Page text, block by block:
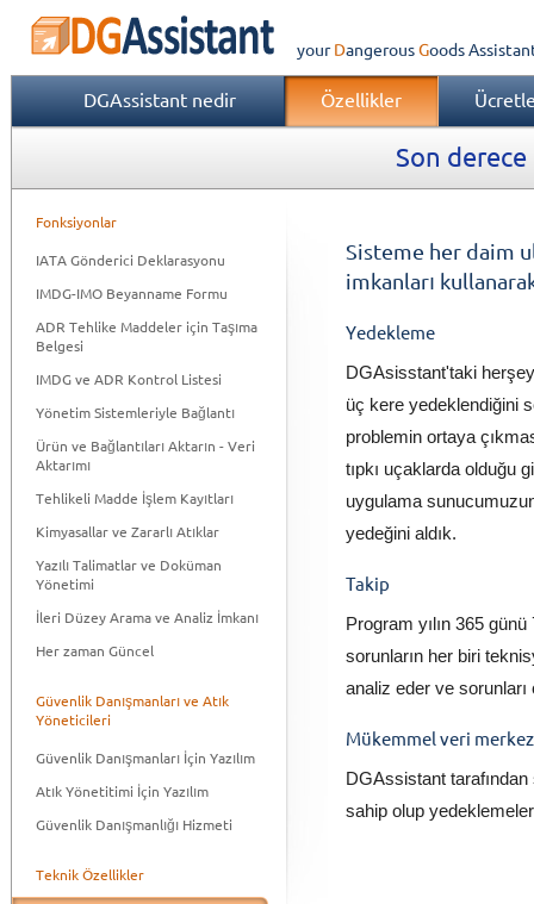
your Dangerous Goods
DGAssistant nedir Özellikler
Son
Fonksiyonlar
IATA Gönderici Deklarasyonu
IMDG-IMO Beyanname Formu
ADR Tehlike Maddeler için Taşıma
Belgesi
IMDG ve ADR Kontrol Listesi
Yönetim Sistemleriyle Bağlantı
Ürün ve Bağlantıları Aktarın - Veri
Aktarımı
Tehlikeli Madde İşlem Kayıtları
Kimyasallar ve Zararlı Atıklar
Yazılı Talimatlar ve Doküman
Yönetimi
İleri Düzey Arama ve Analiz İmkanı
Her zaman Güncel
Güvenlik Danışmanları ve Atık
Yöneticileri
Güvenlik Danışmanları İçin Yazılım
Atık Yönetitimi İçin Yazılım
Güvenlik Danışmanlığı Hizmeti
Teknik Özellikler
Sisteme her daim
imkanları
Yedekleme
DGAsisstant'taki
üç kere yedeklendiğini
problemin ortaya
tıpkı uçaklarda olduğu
uygulama
yedeğini aldık.
Takip
Program yılın 365
sorunların her biri
analiz eder ve sorunları
Mükemmel veri
DGAssistant
sahip olup